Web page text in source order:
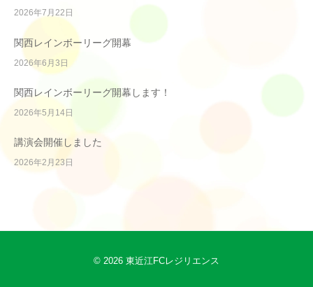
2026年7月22日
関西レインボーリーグ開幕
2026年6月3日
関西レインボーリーグ開幕します！
2026年5月14日
講演会開催しました
2026年2月23日
© 2026 東近江FCレジリエンス